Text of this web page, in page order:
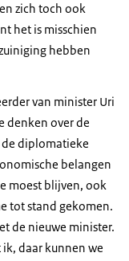
zich toch ook
het is misschien
hebben
van minister Uri
denken over de
diplomatieke
belangen
moest blijven, ook
tot stand gekomen.
de nieuwe minister.
daar kunnen we